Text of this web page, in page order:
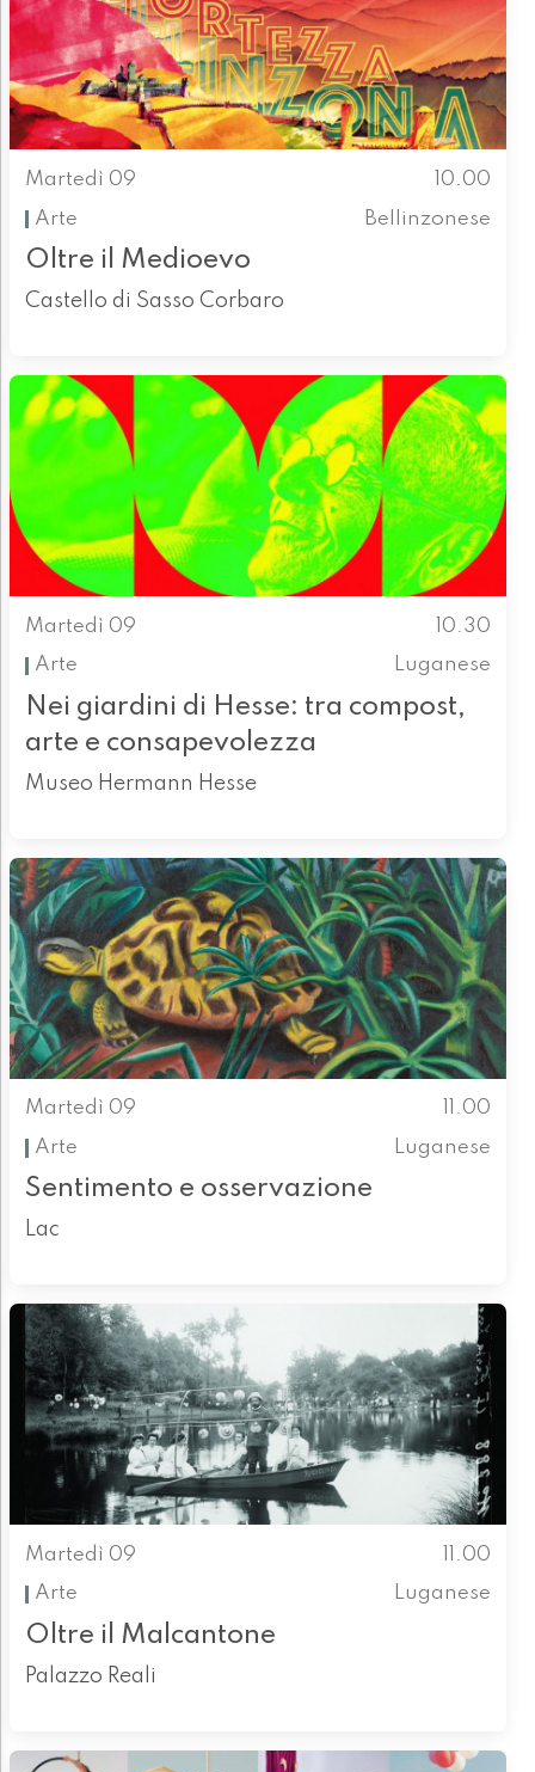
Martedì 09
10.00
Arte
Bellinzonese
Oltre il Medioevo
Castello di Sasso Corbaro
Martedì 09
10.30
Arte
Luganese
Nei giardini di Hesse: tra compost,
arte e consapevolezza
Museo Hermann Hesse
Martedì 09
11.00
Arte
Luganese
Sentimento e osservazione
Lac
Martedì 09
11.00
Arte
Luganese
Oltre il Malcantone
Palazzo Reali